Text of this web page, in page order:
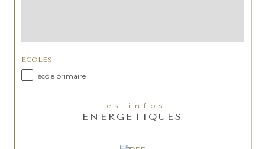
ECOLES
école primaire
Les infos
ENERGETIQUES